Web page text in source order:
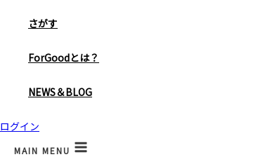
さがす
ForGoodとは？
NEWS＆BLOG
ログイン
MAIN MENU